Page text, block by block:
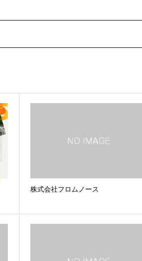
株式会社フロムノース